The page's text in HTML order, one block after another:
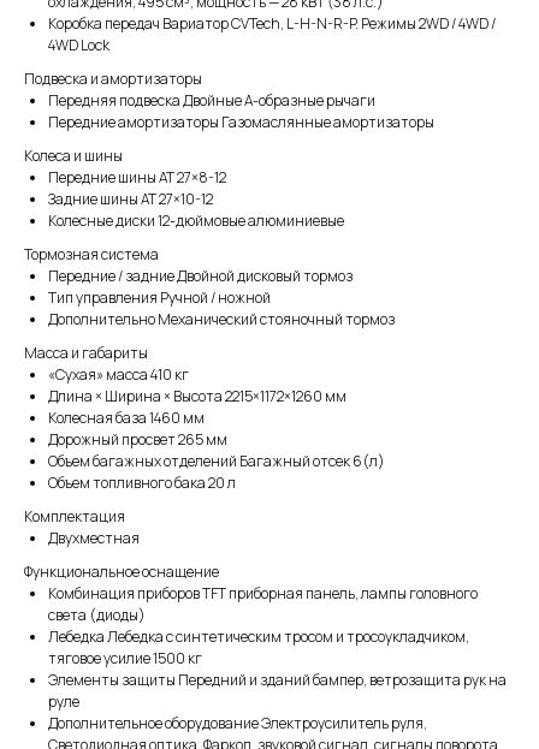
Коробка передач Вариатор CVTech, L-H-N-R-P. Режимы 2WD / 4WD /
4WD Lock
Подвеска и амортизаторы
Передняя подвеска Двойные А-образные рычаги
Передние амортизаторы Газомаслянные амортизаторы
Колеса и шины
Передние шины AT 27×8-12
Задние шины AT 27×10-12
Колесные диски 12-дюймовые алюминиевые
Тормозная система
Передние / задние Двойной дисковый тормоз
Тип управления Ручной / ножной
Дополнительно Механический стояночный тормоз
Масса и габариты
«Сухая» масса 410 кг
Длина × Ширина × Высота 2215×1172×1260 мм
Колесная база 1460 мм
Дорожный просвет 265 мм
Объем багажных отделений Багажный отсек 6(л)
Объем топливного бака 20 л
Комплектация
Двухместная
Функциональное оснащение
Комбинация приборов TFT приборная панель, лампы головного
света (диоды)
Лебедка Лебедка с синтетическим тросом и тросоукладчиком,
тяговое усилие 1500 кг
Элементы защиты Передний и зданий бампер, ветрозащита рук на
руле
Дополнительное оборудование Электроусилитель руля,